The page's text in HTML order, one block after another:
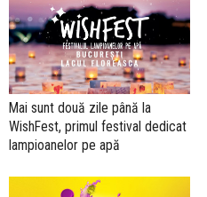
Mai sunt două zile până la
WishFest, primul festival dedicat
lampioanelor pe apă